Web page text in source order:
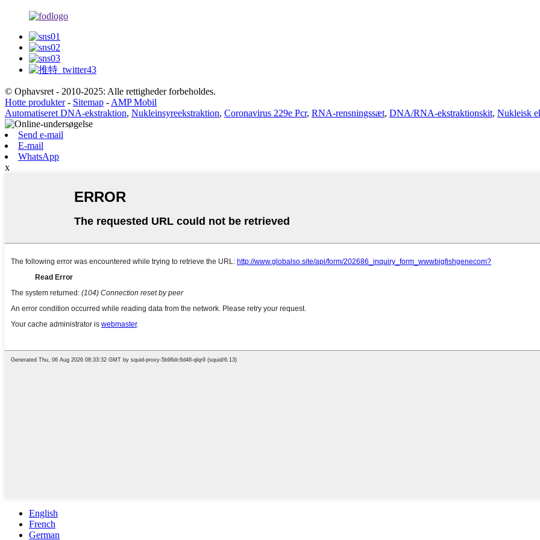
© Ophavsret - 2010-2025: Alle rettigheder forbeholdes.
Hotte produkter- Sitemap - AMP Mobil
Automatiseret DNA-ekstraktion, Nukleinsyreekstraktion, Coronavirus 229e Pcr, RNA-rensningssæt, DNA/RNA-ekstraktionskit, Nukleisk
Send e-mail
E-mail
WhatsApp
x
English
French
German